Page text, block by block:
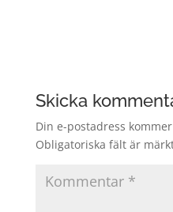
Skicka
Din e-postadress
Obligatoriska fält är